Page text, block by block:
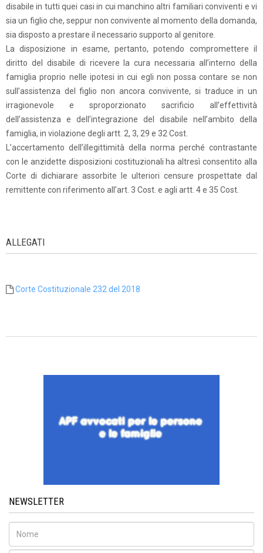
disabile in tutti quei casi in cui manchino altri familiari conviventi e vi
sia un figlio che, seppur non convivente al momento della domanda,
sia disposto a prestare il necessario supporto al genitore.
La disposizione in esame, pertanto, potendo compromettere il
diritto del disabile di ricevere la cura necessaria all’interno della
famiglia proprio nelle ipotesi in cui egli non possa contare se non
sull’assistenza del figlio non ancora convivente, si traduce in un
irragionevole e sproporzionato sacrificio all’effettività
dell’assistenza e dell’integrazione del disabile nell’ambito della
famiglia, in violazione degli artt. 2, 3, 29 e 32 Cost.
L’accertamento dell’illegittimità della norma perché contrastante
con le anzidette disposizioni costituzionali ha altresì consentito alla
Corte di dichiarare assorbite le ulteriori censure prospettate dal
remittente con riferimento all’art. 3 Cost. e agli artt. 4 e 35 Cost.
ALLEGATI
Corte Costituzionale 232 del 2018
NEWSLETTER